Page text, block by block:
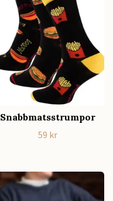
Snabbmatsstrumpor
59 kr